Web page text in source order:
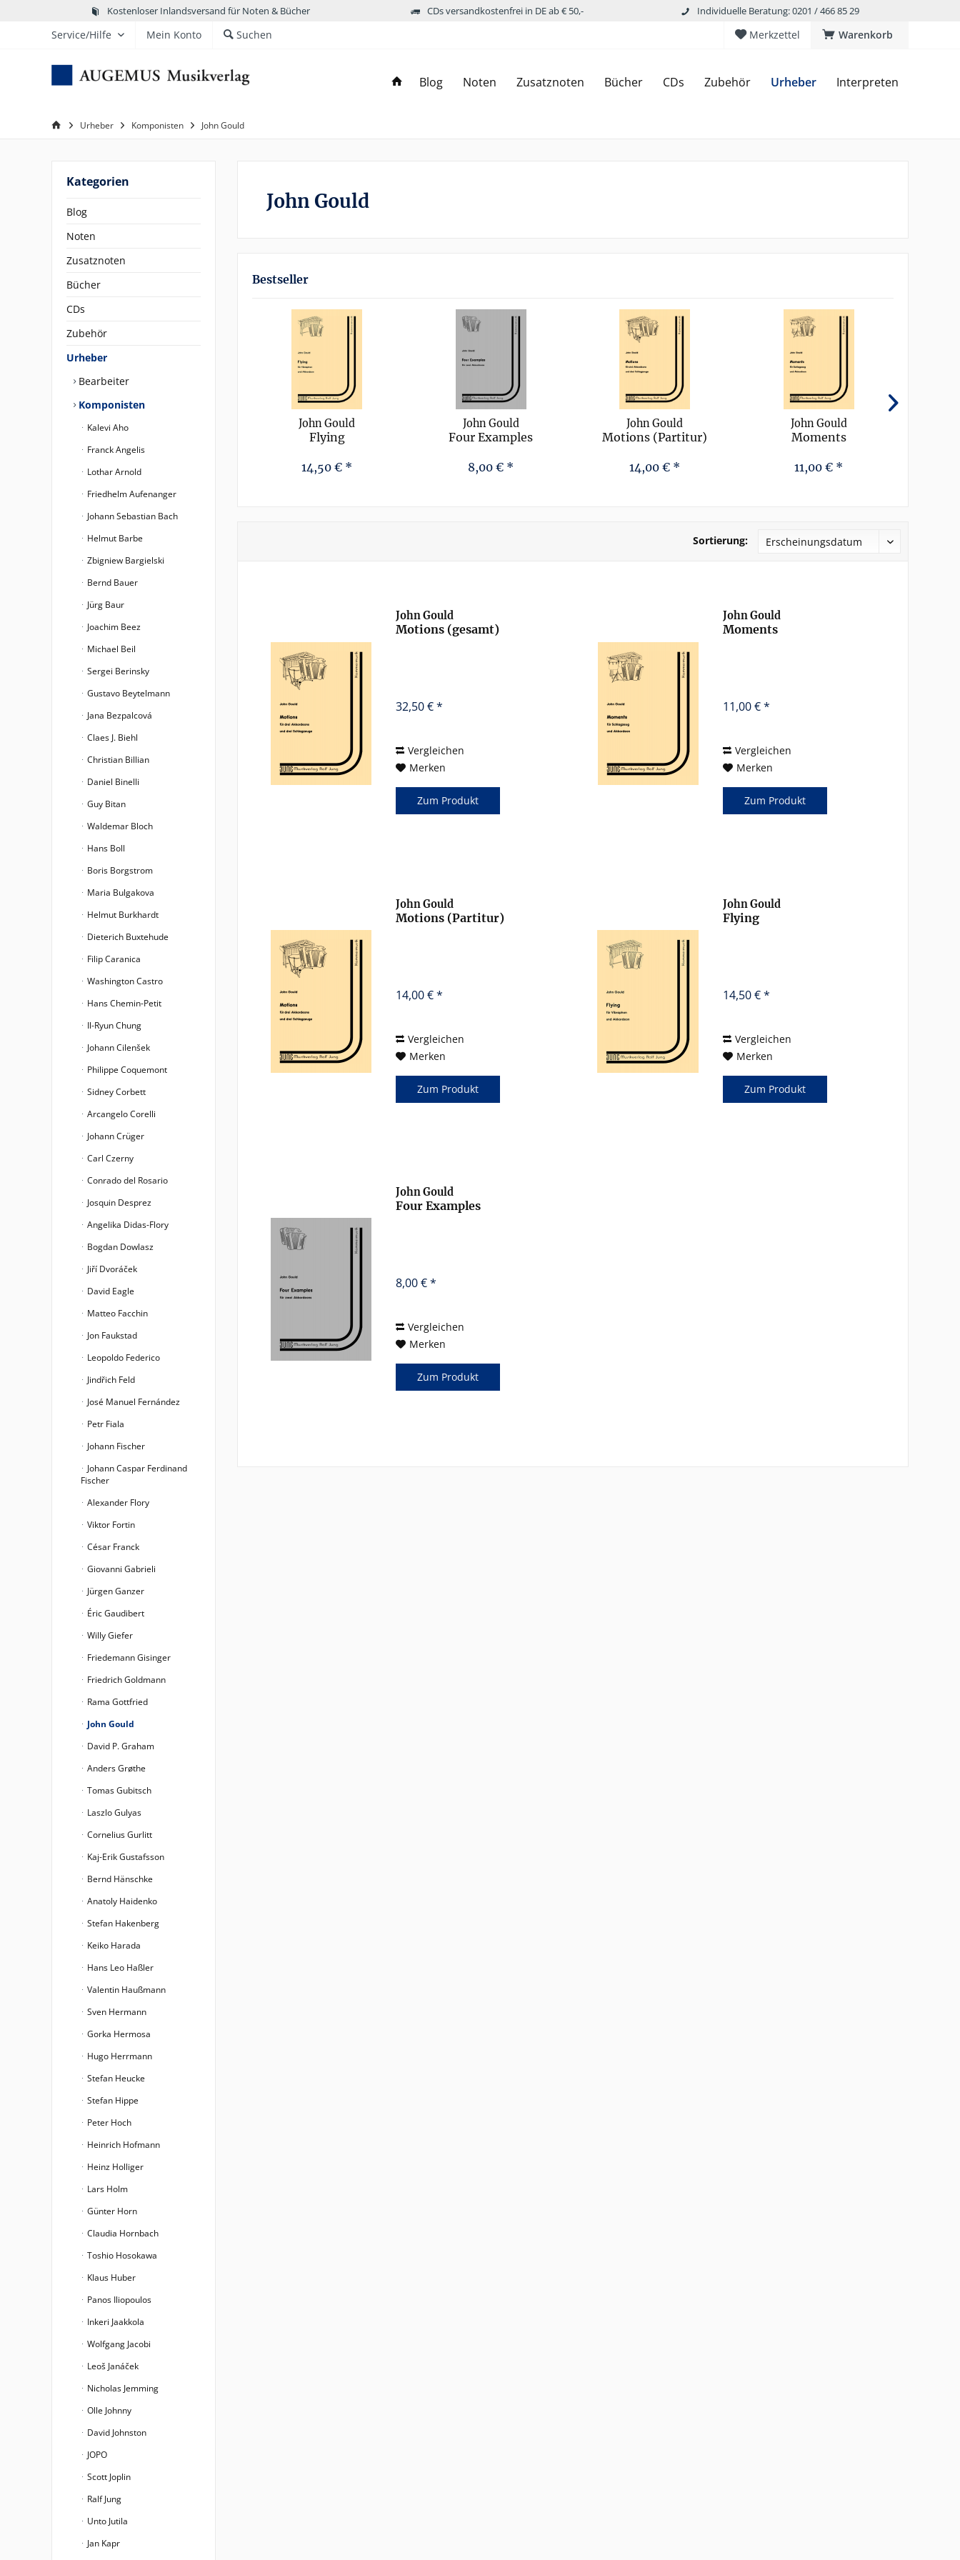
Kostenloser Inlandsversand für Noten & Bücher CDs versandkostenfrei in DE ab € 50,- Individuelle Beratung: 0201 / 466 85 29
Warenkorb
Merkzettel
Service/Hilfe Mein Konto Suchen
Blog Noten Zusatznoten Bücher CDs Zubehör Urheber Interpreten
Urheber Komponisten John Gould
Kategorien
Blog
Noten
Zusatznoten
Bücher
CDs
Zubehör
Urheber
Bearbeiter
Komponisten
Kalevi Aho
Franck Angelis
Lothar Arnold
Friedhelm Aufenanger
Johann Sebastian Bach
Helmut Barbe
Zbigniew Bargielski
Bernd Bauer
Jürg Baur
Joachim Beez
Michael Beil
Sergei Berinsky
Gustavo Beytelmann
Jana Bezpalcová
Claes J. Biehl
Christian Billian
Daniel Binelli
Guy Bitan
Waldemar Bloch
Hans Boll
Boris Borgstrom
Maria Bulgakova
Helmut Burkhardt
Dieterich Buxtehude
Filip Caranica
Washington Castro
Hans Chemin-Petit
Il-Ryun Chung
Johann Cilenšek
Philippe Coquemont
Sidney Corbett
Arcangelo Corelli
Johann Crüger
Carl Czerny
Conrado del Rosario
Josquin Desprez
Angelika Didas-Flory
Bogdan Dowlasz
Jiří Dvoráček
David Eagle
Matteo Facchin
Jon Faukstad
Leopoldo Federico
Jindřich Feld
José Manuel Fernández
Petr Fiala
Johann Fischer
Johann Caspar Ferdinand
Fischer
Alexander Flory
Viktor Fortin
César Franck
Giovanni Gabrieli
Jürgen Ganzer
Éric Gaudibert
Willy Giefer
Friedemann Gisinger
Friedrich Goldmann
Rama Gottfried
John Gould
David P. Graham
Anders Grøthe
Tomas Gubitsch
Laszlo Gulyas
Cornelius Gurlitt
Kaj-Erik Gustafsson
Bernd Hänschke
Anatoly Haidenko
Stefan Hakenberg
Keiko Harada
Hans Leo Haßler
Valentin Haußmann
Sven Hermann
Gorka Hermosa
Hugo Herrmann
Stefan Heucke
Stefan Hippe
Peter Hoch
Heinrich Hofmann
Heinz Holliger
Lars Holm
Günter Horn
Claudia Hornbach
Toshio Hosokawa
Klaus Huber
Panos Iliopoulos
Inkeri Jaakkola
Wolfgang Jacobi
Leoš Janáček
Nicholas Jemming
Olle Johnny
David Johnston
JOPO
Scott Joplin
Ralf Jung
Unto Jutila
Jan Kapr
John Gould
Bestseller
John Gould
Flying
14,50 € *
John Gould
Four Examples
8,00 € *
John Gould
Motions (Partitur)
14,00 € *
John Gould
Moments
11,00 € *
Sortierung:
John Gould
Motions (gesamt)
32,50 € *
Vergleichen
Merken
Zum Produkt
John Gould
Moments
11,00 € *
Vergleichen
Merken
Zum Produkt
John Gould
Motions (Partitur)
14,00 € *
Vergleichen
Merken
Zum Produkt
John Gould
Flying
14,50 € *
Vergleichen
Merken
Zum Produkt
John Gould
Four Examples
8,00 € *
Vergleichen
Merken
Zum Produkt